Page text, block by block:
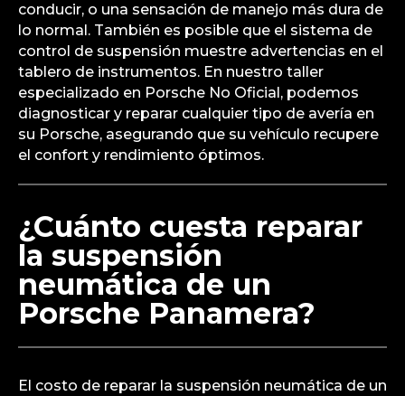
conducir, o una sensación de manejo más dura de
lo normal. También es posible que el sistema de
control de suspensión muestre advertencias en el
tablero de instrumentos. En nuestro taller
especializado en Porsche No Oficial, podemos
diagnosticar y reparar cualquier tipo de avería en
su Porsche, asegurando que su vehículo recupere
el confort y rendimiento óptimos.
¿Cuánto cuesta reparar
la suspensión
neumática de un
Porsche Panamera?
El costo de reparar la suspensión neumática de un